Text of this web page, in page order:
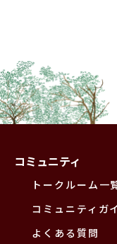
コミュニティ
トークルーム一
コミュニティガ
よくある質問